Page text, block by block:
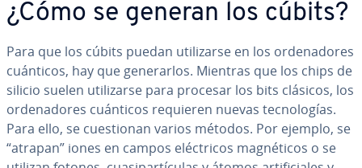
¿Cómo se generan los cúbits?
Para que los cúbits puedan uti­li­zar­se en los or­de­na­do­res
cuánticos, hay que ge­ne­rar­los. Mientras que los chips de
silicio suelen uti­li­zar­se para procesar los bits clásicos, los
or­de­na­do­res cuánticos requieren nuevas te­c­no­lo­gías.
Para ello, se cue­s­tio­nan varios métodos. Por ejemplo, se
“atrapan” iones en campos elé­c­tri­cos ma­g­né­ti­cos o se